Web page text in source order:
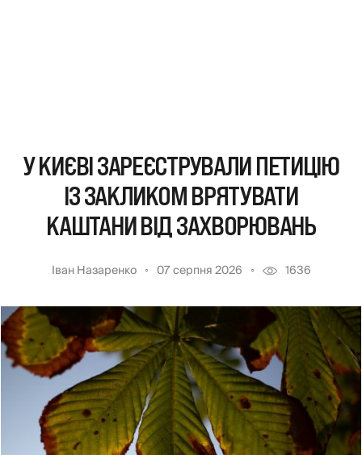
У КИЄВІ ЗАРЕЄСТРУВАЛИ ПЕТИЦІЮ
ІЗ ЗАКЛИКОМ ВРЯТУВАТИ
КАШТАНИ ВІД ЗАХВОРЮВАНЬ
Іван Назаренко 07 серпня 2026 1636